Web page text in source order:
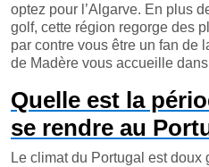
optez pour l’Algarve. En plus
golf, cette région regorge des
par contre vous être un fan de
de Madère vous accueille
Quelle est la
se rendre au
Le climat du Portugal est